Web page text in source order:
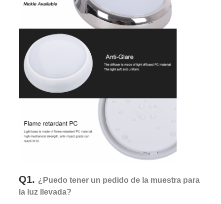
Q1. ¿Puedo tener un pedido de la muestra para
la luz llevada?